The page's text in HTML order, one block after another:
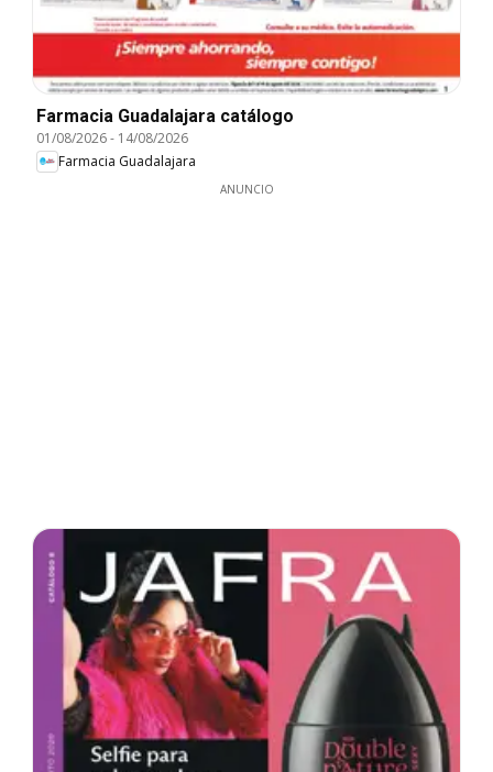
Farmacia Guadalajara catálogo
01/08/2026- 14/08/2026
Farmacia Guadalajara
ANUNCIO